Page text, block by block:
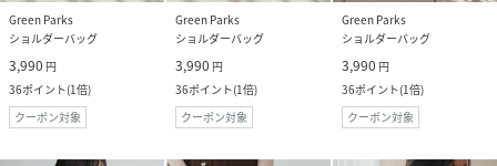
Green Parks
ショルダーバッグ
3,990 円
36ポイント(1倍)
クーポン対象
Green Parks
ショルダーバッグ
3,990 円
36ポイント(1倍)
クーポン対象
Green Parks
ショルダーバッグ
3,990 円
36ポイント(1倍)
クーポン対象